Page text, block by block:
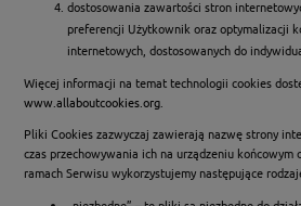
dostosowania zawartości stron
preferencji Użytkownik oraz optymalizacji
internetowych, dostosowanych do
Więcej informacji na temat technologii cookies
www.allaboutcookies.org
Pliki Cookies zazwyczaj zawierają nazwę strony
czas przechowywania ich na urządzeniu końcowym
ramach Serwisu wykorzystujemy następujące